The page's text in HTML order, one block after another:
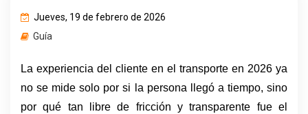
Jueves, 19 de febrero de 2026
Guía
La experiencia del cliente en el transporte en 2026 ya
no se mide solo por si la persona llegó a tiempo, sino
por qué tan libre de fricción y transparente fue el